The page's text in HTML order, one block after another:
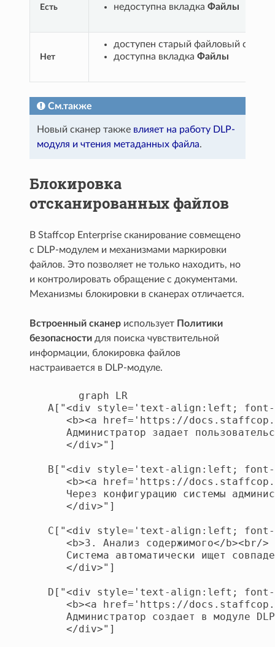
Есть
недоступна вкладкаФайлы
Нет
доступен старый файловый
доступна вкладкаФайлы
См.также
Новый сканер также влияет на работу DLP-
модуля и чтения метаданных файла.
Блокировка
отсканированных файлов
В Staffcop Enterprise сканирование совмещено
с DLP‑модулем и механизмами маркировки
файлов. Это позволяет не только находить, но
и контролировать обращение с документами.
Механизмы блокировки в сканерах отличается.
Встроенный сканер использует Политики
безопасности для поиска чувствительной
информации, блокировка файлов
настраивается в DLP-модуле.
        graph LR
A["<div style='text-align:left;
<b><a href='https://
Администратор задает
      </div>"]
B["<div style='text-align:left;
<b><a href='https://
Через конфигурацию системы
      </div>"]
C["<div style='text-align:left;
      <b>3. Анализ содержимого</b><br/>
Система автоматически ищет
      </div>"]
D["<div style='text-align:left;
<b><a href='https://
Администратор создает в модуле
      </div>"]